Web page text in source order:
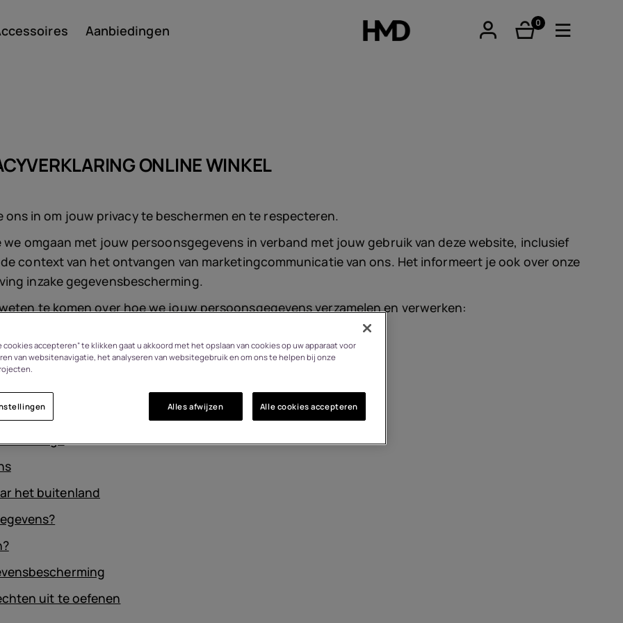
Aanbiedingen
0
product(en)
Smartphones
Feature phones
Accessoires
Aanbiedingen
ONLINE WINKEL
ons in om jouw privacy te beschermen en te respecteren.
omgaan met jouw persoonsgegevens in verband met jouw gebruik van deze website, inclusief
context van het ontvangen van marketingcommunicatie van ons. Het informeert je ook over onze
inzake gegevensbescherming.
te komen over hoe we jouw persoonsgegevens verzamelen en verwerken:
het buitenland
uit te oefenen
cookies accepteren” te klikken gaat u akkoord met het opslaan van cookies op uw apparaat voor
van websitenavigatie, het analyseren van websitegebruik en om ons te helpen bij onze
Alles afwijzen Alle cookies accepteren